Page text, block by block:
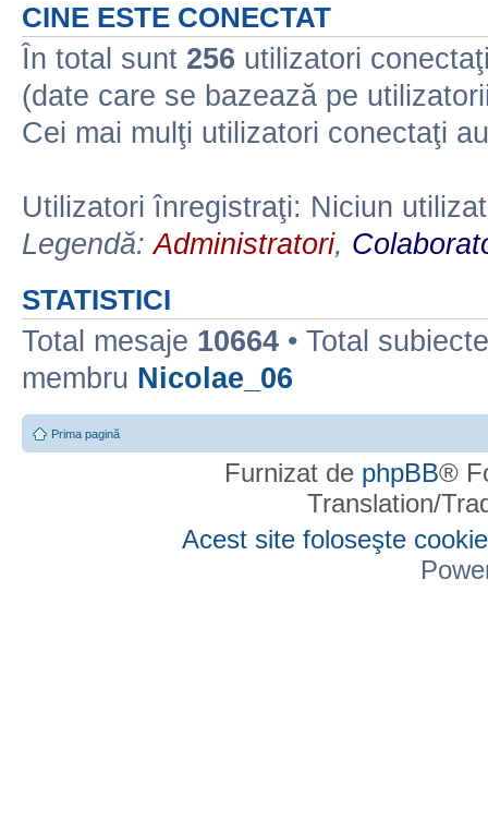
CINE ESTE CONECTAT
În total sunt 256 utilizatori
(date care se bazează pe
Cei mai mulţi utilizatori conectaţi
Utilizatori înregistraţi: Niciun
Legendă:Administratori,
STATISTICI
Total mesaje 10664 • Total
membru Nicolae_06
Prima pagină
Furnizat de phpBB®
Translation/
Acest site foloseşte